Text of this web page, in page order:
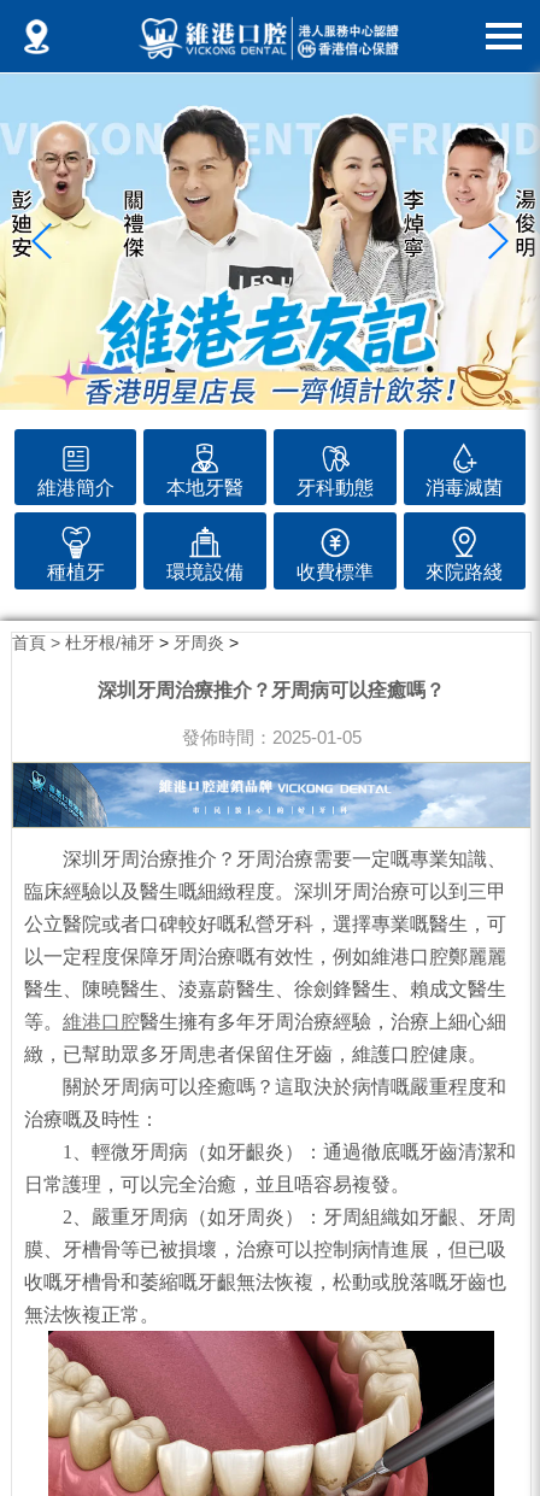
維港簡介 本地牙醫 牙科動態 消毒滅菌
種植牙 環境設備 收費標準 來院路綫
首頁 > 杜牙根/補牙> 牙周炎 >
深圳牙周治療推介？牙周病可以痊癒嗎？
發佈時間：2025-01-05
深圳牙周治療推介？牙周治療需要一定嘅專業知識、
臨床經驗以及醫生嘅細緻程度。深圳牙周治療可以到三甲
公立醫院或者口碑較好嘅私營牙科，選擇專業嘅醫生，可
以一定程度保障牙周治療嘅有效性，例如維港口腔鄭麗麗
醫生、陳曉醫生、淩嘉蔚醫生、徐劍鋒醫生、賴成文醫生
等。 維港口腔醫生擁有多年牙周治療經驗，治療上細心細
緻，已幫助眾多牙周患者保留住牙齒，維護口腔健康。
關於牙周病可以痊癒嗎？這取決於病情嘅嚴重程度和
治療嘅及時性：
1、輕微牙周病（如牙齦炎）：通過徹底嘅牙齒清潔和
日常護理，可以完全治癒，並且唔容易複發。
2、嚴重牙周病（如牙周炎）：牙周組織如牙齦、牙周
膜、牙槽骨等已被損壞，治療可以控制病情進展，但已吸
收嘅牙槽骨和萎縮嘅牙齦無法恢複，松動或脫落嘅牙齒也
無法恢複正常。